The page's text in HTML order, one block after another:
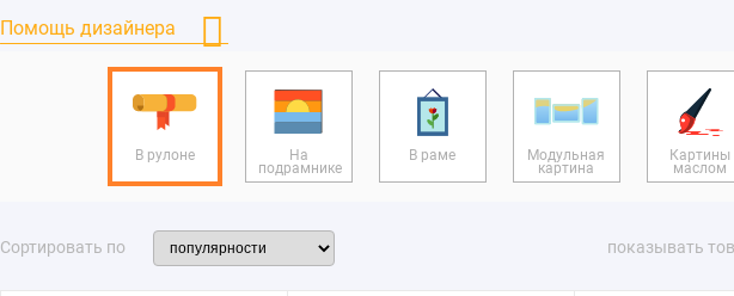
Помощь дизайнера
В рулоне На
подрамнике
В раме Модульная
картина
Картины
маслом
Сортировать по показывать